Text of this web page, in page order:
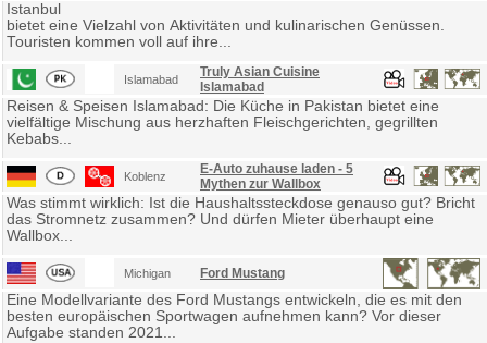
Istanbul
bietet eine Vielzahl von Aktivitäten und kulinarischen Genüssen.
Touristen kommen voll auf ihre...
Islamabad
Truly Asian Cuisine
Islamabad
Reisen & Speisen Islamabad: Die Küche in Pakistan bietet eine
vielfältige Mischung aus herzhaften Fleischgerichten, gegrillten
Kebabs...
Koblenz
E-Auto zuhause laden - 5
Mythen zur Wallbox
Was stimmt wirklich: Ist die Haushaltssteckdose genauso gut? Bricht
das Stromnetz zusammen? Und dürfen Mieter überhaupt eine
Wallbox...
Michigan Ford Mustang
Eine Modellvariante des Ford Mustangs entwickeln, die es mit den
besten europäischen Sportwagen aufnehmen kann? Vor dieser
Aufgabe standen 2021...